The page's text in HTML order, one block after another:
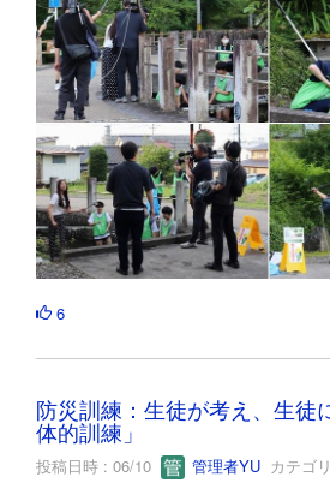
6
防災訓練：生徒が考え、生徒
体的訓練」
投稿日時 : 06/10 管理者YU カテゴ